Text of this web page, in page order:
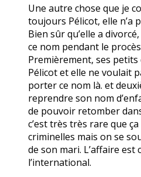
Une autre chose que je
toujours Pélicot, elle n’a
Bien sûr qu’elle a
ce nom pendant le
Premièrement, ses
Pélicot et elle ne voulait
porter ce nom là. et
reprendre son nom
de pouvoir retomber
c’est très très rare que
criminelles mais on se
de son mari. L’affaire est
l’international.